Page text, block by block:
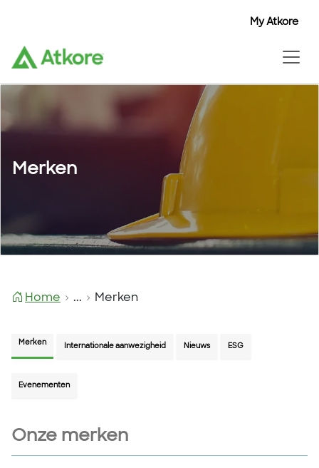
My Atkore
My Atkore
My Atkore
Merken
Home ... Merken
Merken Internationale aanwezigheid Nieuws ESG
Evenementen
Onze merken